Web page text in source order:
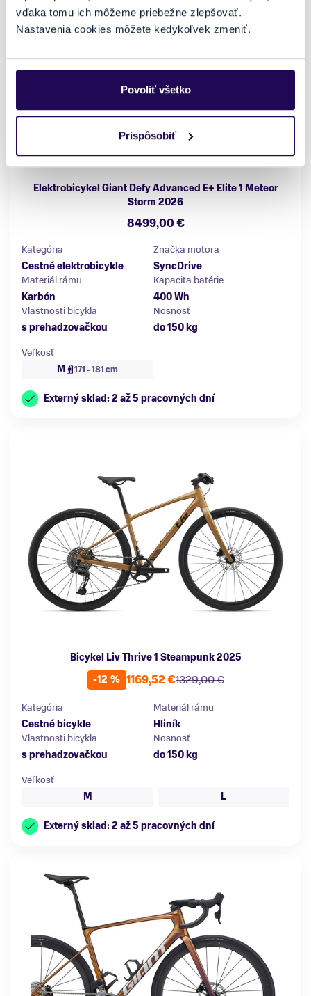
vďaka tomu ich môžeme priebežne zlepšovať.
Nastavenia cookies môžete kedykoľvek zmeniť.
Povoliť všetko
Prispôsobiť
Elektrobicykel Giant Defy Advanced E+ Elite 1 Meteor
Storm 2026
8499,00 €
Kategória
Cestné elektrobicykle
Značka motora
SyncDrive
Materiál rámu
Karbón
Kapacita batérie
400 Wh
Vlastnosti bicykla
s prehadzovačkou
Nosnosť
do 150 kg
Veľkosť
M
171 - 181 cm
Externý sklad: 2 až 5 pracovných dní
Bicykel Liv Thrive 1 Steampunk 2025
-12 %
1329,00 €
1169,52 €
Kategória
Cestné bicykle
Materiál rámu
Hliník
Vlastnosti bicykla
s prehadzovačkou
Nosnosť
do 150 kg
Veľkosť
M
L
Externý sklad: 2 až 5 pracovných dní